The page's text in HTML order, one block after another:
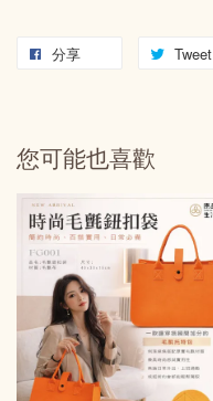
分享 Tweet
您可能也喜歡